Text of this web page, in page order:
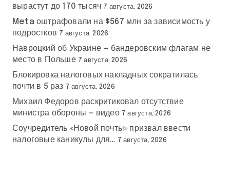
вырастут до 170 тысяч 7 августа, 2026
Meta оштрафовали на $567 млн за зависимость у
подростков 7 августа, 2026
Навроцкий об Украине — бандеровским флагам не
место в Польше 7 августа, 2026
Блокировка налоговых накладных сократилась
почти в 5 раз 7 августа, 2026
Михаил Федоров раскритиковал отсутствие
министра обороны — видео 7 августа, 2026
Соучредитель «Новой почты» призвал ввести
налоговые каникулы для… 7 августа, 2026